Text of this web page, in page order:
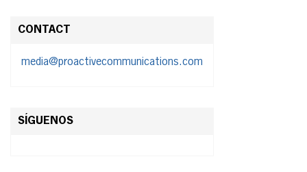
CONTACT
media@proactivecommunications.com
SÍGUENOS